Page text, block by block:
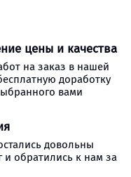
цены и качества
на заказ в нашей
доработку
вами
довольны
и обратились к нам за